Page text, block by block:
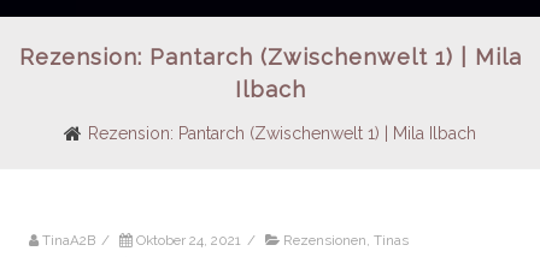
Rezension: Pantarch (Zwischenwelt 1) | Mila
Ilbach
Rezension: Pantarch (Zwischenwelt 1) | Mila Ilbach
TinaA2B / Oktober 24, 2021 / Rezensionen, Tinas